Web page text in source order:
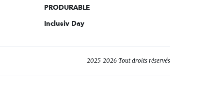
PRODURABLE
Inclusiv Day
2025-2026 Tout droits réservés